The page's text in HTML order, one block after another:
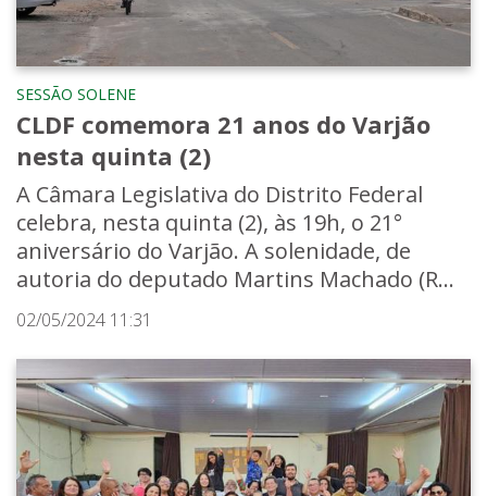
SESSÃO SOLENE
CLDF comemora 21 anos do Varjão
nesta quinta (2)
A Câmara Legislativa do Distrito Federal
celebra, nesta quinta (2), às 19h, o 21°
aniversário do Varjão. A solenidade, de
autoria do deputado Martins Machado (R...
02/05/2024 11:31